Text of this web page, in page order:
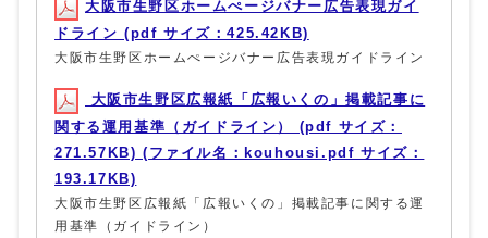
大阪市生野区ホームぺージバナー広告表現ガイ
ドライン (pdf サイズ：425.42KB)
大阪市生野区ホームぺージバナー広告表現ガイドライン
大阪市生野区広報紙「広報いくの」掲載記事に
関する運用基準（ガイドライン） (pdf サイズ：
271.57KB) (ファイル名：kouhousi.pdf サイズ：
193.17KB)
大阪市生野区広報紙「広報いくの」掲載記事に関する運
用基準（ガイドライン）